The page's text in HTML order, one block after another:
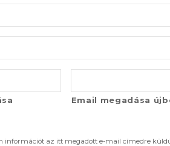
Email megadása
információt az itt megadott e-mail címedre